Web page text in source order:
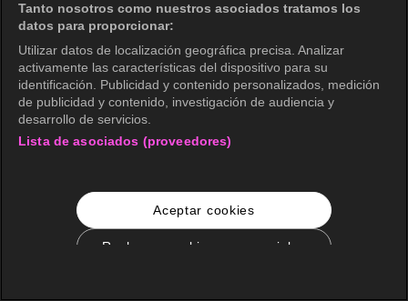
Tanto nosotros como nuestros asociados tratamos los
datos para proporcionar:
Utilizar datos de localización geográfica precisa. Analizar
activamente las características del dispositivo para su
identificación. Publicidad y contenido personalizados, medición
de publicidad y contenido, investigación de audiencia y
desarrollo de servicios.
Lista de asociados (proveedores)
Aceptar cookies
Rechazar cookies no esenciales